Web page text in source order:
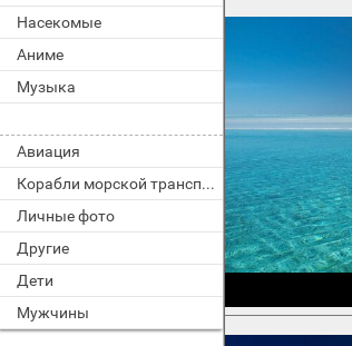
Насекомые
Аниме
Музыка
Авиация
Корабли морской транспорт
Личные фото
Другие
Дети
Мужчины